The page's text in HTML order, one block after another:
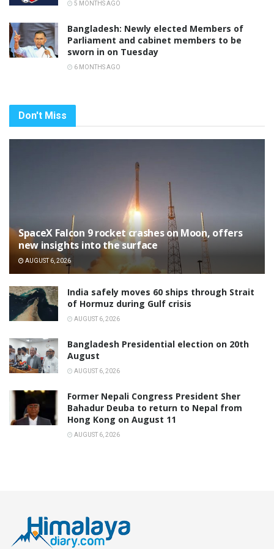
5 MONTHS AGO
Bangladesh: Newly elected Members of
Parliament and cabinet members to be
sworn in on Tuesday
6 MONTHS AGO
Don't Miss
SpaceX Falcon 9 rocket crashes on Moon, offers
new insights into the surface
AUGUST 6, 2026
India safely moves 60 ships through Strait
of Hormuz during Gulf crisis
AUGUST 6, 2026
Bangladesh Presidential election on 20th
August
AUGUST 6, 2026
Former Nepali Congress President Sher
Bahadur Deuba to return to Nepal from
Hong Kong on August 11
AUGUST 6, 2026